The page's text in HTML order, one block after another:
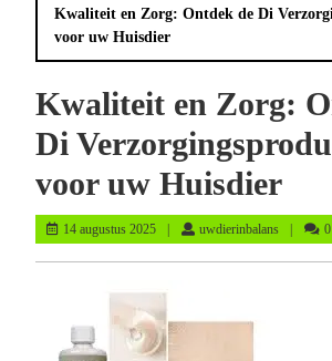
Kwaliteit en Zorg: Ontdek de Di
voor uw Huisdier
Kwaliteit en Zorg:
Di
voor uw Huisdier
14 augustus 202514
augustus
uwdierinbalans